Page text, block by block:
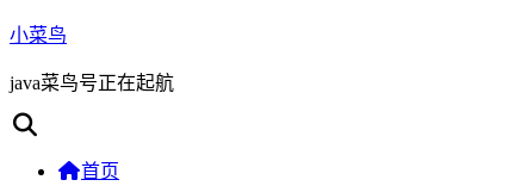
小菜鸟
java菜鸟号正在起航
首页